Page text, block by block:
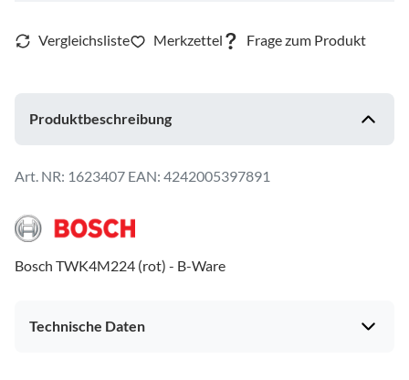
Produktbeschreibung
1623407 EAN: 4242005397891
Bosch TWK4M224 (rot) - B-Ware
Technische Daten